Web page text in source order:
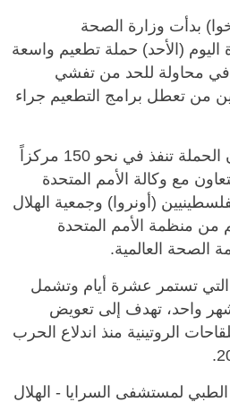
2025 (شينخوا) بدأت وزارة الصحة
(الأحد) حملة تطعيم واسعة
في محاولة للحد من تفشي
من تعطل برامج التطعيم جراء
وقالت الوزارة في بيان إن الحملة تنفذ في نحو 150 مركزاً
مع وكالة الأمم المتحدة
(أونروا) وجمعية الهلال
من منظمة الأمم المتحدة
الصحة العالمية.
التي تستمر عشرة أيام وتشمل
واحد، تهدف إلى تعويض
الروتينية منذ اندلاع الحرب
لمستشفى السرايا - الهلال